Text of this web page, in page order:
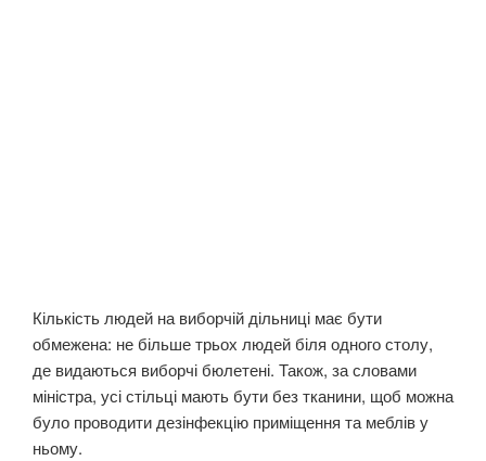
Кількість людей на виборчій дільниці має бути
обмежена: не більше трьох людей біля одного столу,
де видаються виборчі бюлетені. Також, за словами
міністра, усі стільці мають бути без тканини, щоб можна
було проводити дезінфекцію приміщення та меблів у
ньому.